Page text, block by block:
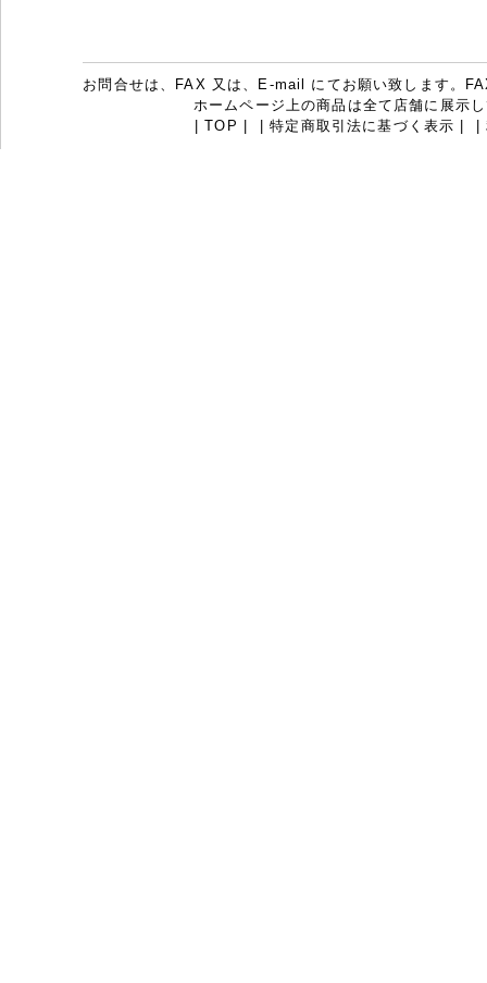
お問合せは、FAX 又は、E-mail にてお願い致します。
ホームページ上の商品は全て店舗に展示
|TOP | |特定商取引法に基づく表示 | |